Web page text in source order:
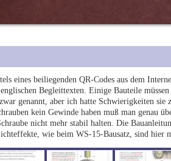
eines beiliegenden QR-Codes aus dem
Begleittexten. Einige Bauteile
genannt, aber ich hatte Schwierigkeiten
kein Gewinde haben muß man genau
nicht mehr stabil halten. Die
wie beim WS-15-Bausatz, sind hier